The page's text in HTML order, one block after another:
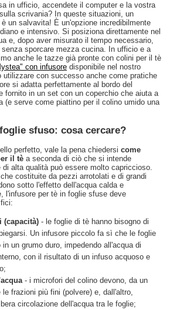
in ufficio, accendete il computer e la vostra
scrivania? In queste situazioni, un
è un salvavita! È un'opzione incredibilmente
e intensivo. Si posiziona direttamente nel
e, dopo aver misurato il tempo necessario,
sporcare mezza cucina. In ufficio e a
anche le tazze già pronte con colini per il tè
con infusore disponibile nel nostro
utilizzare con successo anche come pratiche
si adatta perfettamente al bordo del
fornito in un set con un coperchio che aiuta a
(e serve come piattino per il colino umido una
sfuso: cosa cercare?
perfetto, vale la pena chiedersi come
il tè a seconda di ciò che si intende
di alta qualità può essere molto capriccioso.
costituite da pezzi arrotolati e di grandi
sotto l'effetto dell'acqua calda e
l'infusore per tè in foglie sfuse deve
(capacità) - le foglie di tè hanno bisogno di
Un infusore piccolo fa sì che le foglie
in un grumo duro, impedendo all'acqua di
con il risultato di un infuso acquoso e
- i microfori del colino devono, da un
le frazioni più fini (polvere) e, dall'altro,
circolazione dell'acqua tra le foglie;